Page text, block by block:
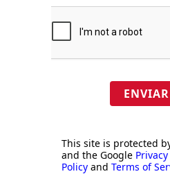
ENVIAR
This site is protected
and the Google Privacy
Policy and Terms of